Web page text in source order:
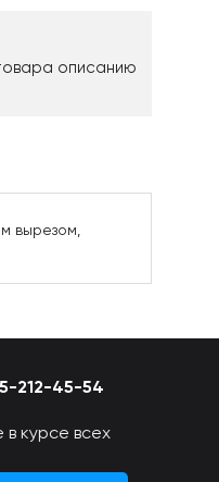
описанию
вырезом,
212-45-54
курсе всех